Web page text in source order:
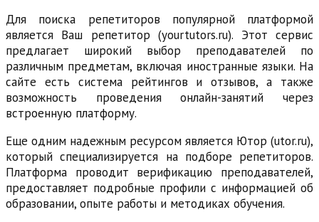
Для поиска репетиторов популярной платформой
является Ваш репетитор (yourtutors.ru). Этот сервис
предлагает широкий выбор преподавателей по
различным предметам, включая иностранные языки. На
сайте есть система рейтингов и отзывов, а также
возможность проведения онлайн-занятий через
встроенную платформу.
Еще одним надежным ресурсом является Ютор (utor.ru),
который специализируется на подборе репетиторов.
Платформа проводит верификацию преподавателей,
предоставляет подробные профили с информацией об
образовании, опыте работы и методиках обучения.